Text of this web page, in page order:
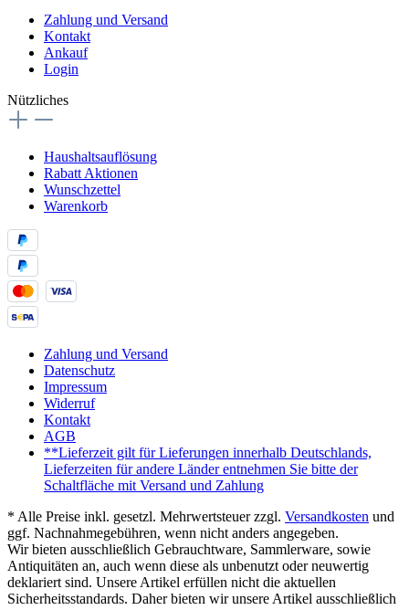
Zahlung und Versand
Kontakt
Ankauf
Login
Nützliches
Haushaltsauflösung
Rabatt Aktionen
Wunschzettel
Warenkorb
Zahlung und Versand
Datenschutz
Impressum
Widerruf
Kontakt
AGB
**Lieferzeit gilt für Lieferungen innerhalb Deutschlands,
Lieferzeiten für andere Länder entnehmen Sie bitte der
Schaltfläche mit Versand und Zahlung
* Alle Preise inkl. gesetzl. Mehrwertsteuer zzgl. Versandkosten und
ggf. Nachnahmegebühren, wenn nicht anders angegeben.
Wir bieten ausschließlich Gebrauchtware, Sammlerware, sowie
Antiquitäten an, auch wenn diese als unbenutzt oder neuwertig
deklariert sind. Unsere Artikel erfüllen nicht die aktuellen
Sicherheitsstandards. Daher bieten wir unsere Artikel ausschließlich